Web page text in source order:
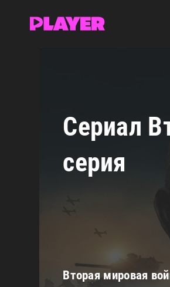
Сериал
серия
Вторая мировая